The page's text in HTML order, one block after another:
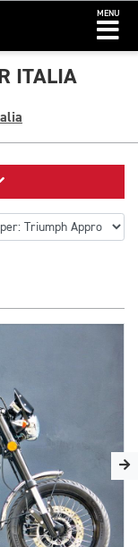
MENU
ITALIA